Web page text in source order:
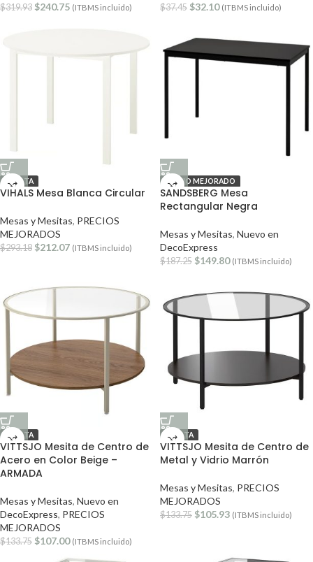
$319.93 $240.75 (ITBMS incluido) $37.45 $32.10 (ITBMS incluido)
OFERTA
VIHALS Mesa Blanca Circular
Mesas y Mesitas, PRECIOS
MEJORADOS
$293.18 $212.07 (ITBMS incluido)
PRECIO MEJORADO
SANDSBERG Mesa
Rectangular Negra
Mesas y Mesitas, Nuevo en
DecoExpress
$187.25 $149.80 (ITBMS incluido)
OFERTA
VITTSJO Mesita de Centro de
Acero en Color Beige –
ARMADA
Mesas y Mesitas, Nuevo en
DecoExpress, PRECIOS
MEJORADOS
$133.75 $107.00 (ITBMS incluido)
OFERTA
VITTSJO Mesita de Centro de
Metal y Vidrio Marrón
Mesas y Mesitas, PRECIOS
MEJORADOS
$133.75 $105.93 (ITBMS incluido)